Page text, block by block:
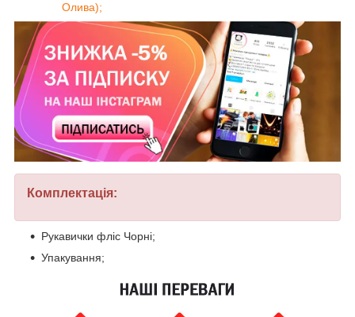
Олива);
Комплектація:
Рукавички фліс Чорні;
Упакування;